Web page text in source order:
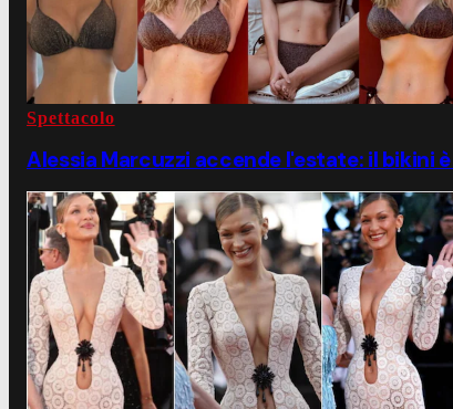
Spettacolo
Alessia Marcuzzi accende l'estate: il bikini